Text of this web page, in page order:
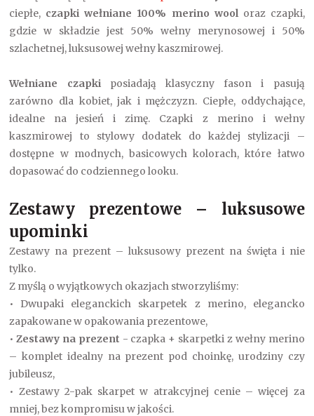
ciepłe, czapki wełniane 100% merino wooloraz czapki,
gdzie w składzie jest 50% wełny merynosowej i 50%
szlachetnej, luksusowej wełny kaszmirowej.
Wełniane czapkiposiadają klasyczny fason i pasują
zarówno dla kobiet, jak i mężczyzn. Ciepłe, oddychające,
idealne na jesień i zimę. Czapki z merino i wełny
kaszmirowej to stylowy dodatek do każdej stylizacji –
dostępne w modnych, basicowych kolorach, które łatwo
dopasować do codziennego looku.
Zestawy prezentowe – luksusowe
upominki
Zestawy na prezent – luksusowy prezent na święta i nie
tylko.
Z myślą o wyjątkowych okazjach stworzyliśmy:
• Dwupaki eleganckich skarpetek z merino, elegancko
zapakowane w opakowania prezentowe,
•Zestawy na prezent - czapka + skarpetki z wełny merino
– komplet idealny na prezent pod choinkę, urodziny czy
jubileusz,
• Zestawy 2-pak skarpet w atrakcyjnej cenie – więcej za
mniej, bez kompromisu w jakości.